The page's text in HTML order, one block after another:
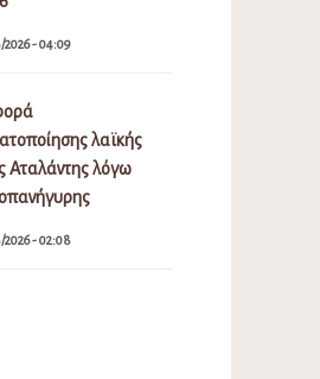
- 04:09
λαϊκής
Αταλάντης λόγω
- 02:08